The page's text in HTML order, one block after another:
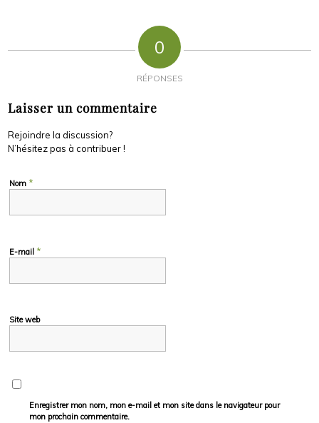
0
RÉPONSES
Laisser un commentaire
Rejoindre la discussion?
N’hésitez pas à contribuer !
Nom *
E-mail *
Site web
Enregistrer mon nom, mon e-mail et mon site dans le navigateur pour
mon prochain commentaire.